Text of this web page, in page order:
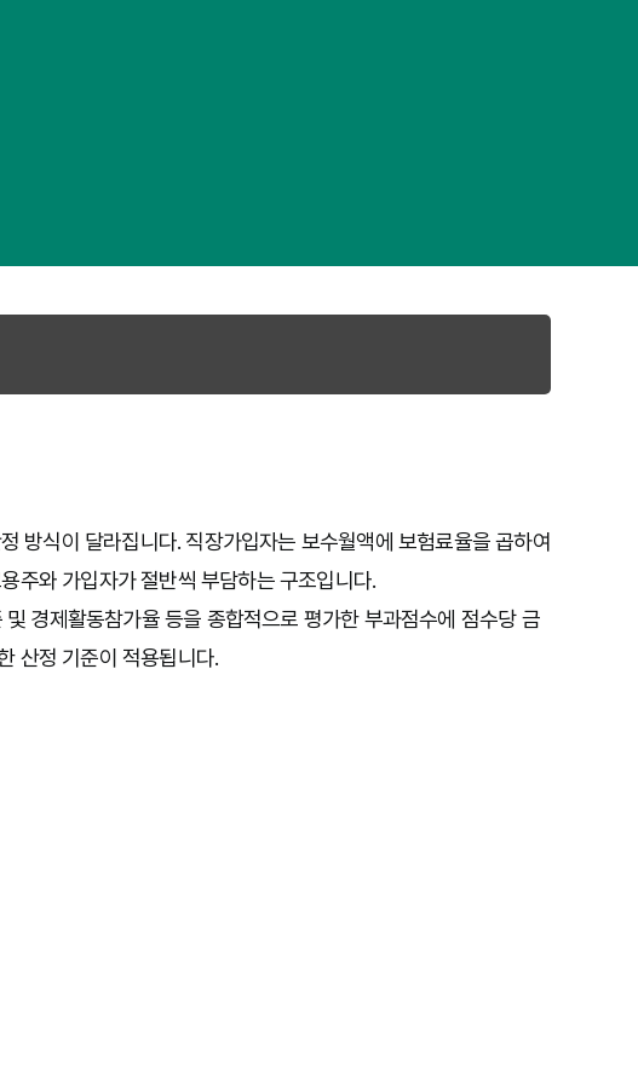
방식이 달라집니다. 직장가입자는 보수월액에 보험료율을 곱하여
주와 가입자가 절반씩 부담하는 구조입니다.
경제활동참가율 등을 종합적으로 평가한 부과점수에 점수당 금
산정 기준이 적용됩니다.